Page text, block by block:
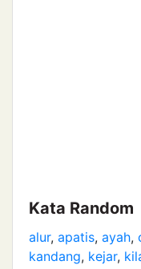
Kata Random
alur, apatis, ayah,
kandang, kejar,